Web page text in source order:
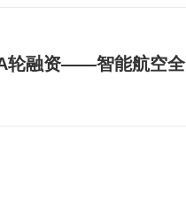
轮融资——智能航空全